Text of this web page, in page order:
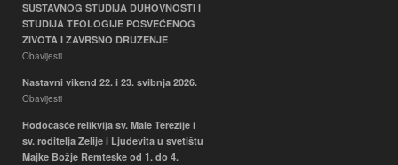
SUSTAVNOG STUDIJA DUHOVNOSTI I
STUDIJA TEOLOGIJE POSVEĆENOG
ŽIVOTA I ZAVRŠNO DRUŽENJE
Obavijesti
Nastavni vikend 22. i 23. svibnja 2026.
Obavijesti
Hodočašće relikvija sv. Male Terezije i
sv. roditelja Zelije i Ljudevita u svetištu
Majke Božje Remteske od 1. do 4.